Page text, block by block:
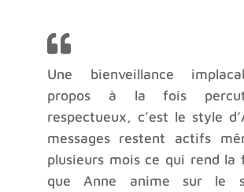
Une bienveillance
propos à la fois
respectueux, c’est le style
messages restent actifs
plusieurs mois ce qui rend la
que Anne anime sur le